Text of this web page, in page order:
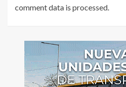
comment data is processed.